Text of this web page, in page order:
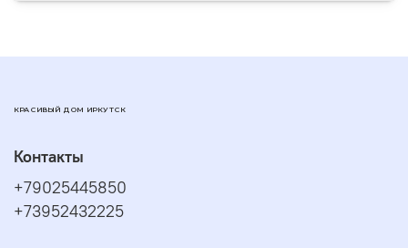
КРАСИВЫЙ ДОМ ИРКУТСК
Контакты
+79025445850
+73952432225